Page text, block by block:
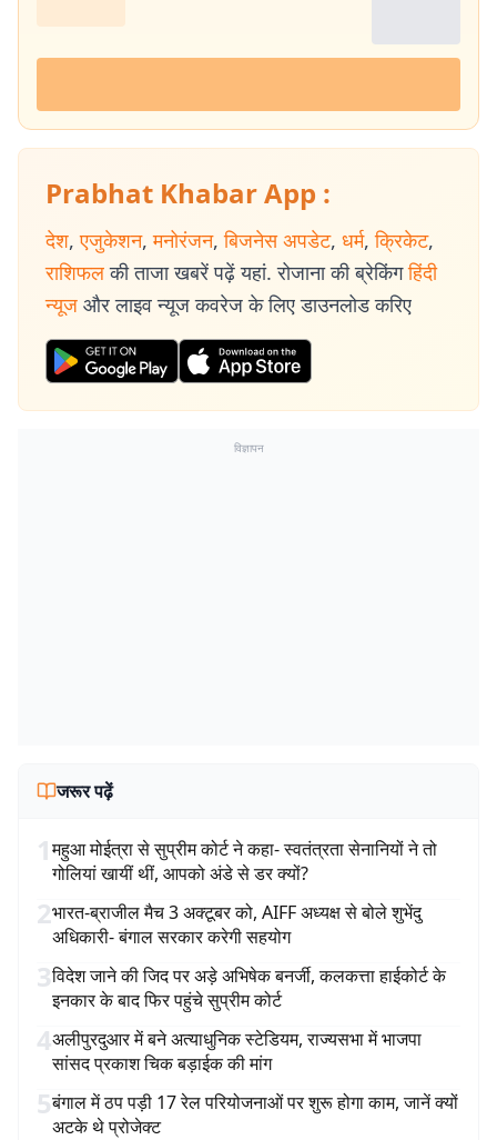
Prabhat Khabar App :
देश, एजुकेशन, मनोरंजन, बिजनेस अपडेट, धर्म, क्रिकेट,
राशिफल की ताजा खबरें पढ़ें यहां. रोजाना की ब्रेकिंग हिंदी
न्यूज और लाइव न्यूज कवरेज के लिए डाउनलोड करिए
विज्ञापन
जरूर पढ़ें
1महुआ मोईत्रा से सुप्रीम कोर्ट ने कहा- स्वतंत्रता सेनानियों ने तो
गोलियां खायीं थीं, आपको अंडे से डर क्यों?
2भारत-ब्राजील मैच 3 अक्टूबर को, AIFF अध्यक्ष से बोले शुभेंदु
अधिकारी- बंगाल सरकार करेगी सहयोग
3विदेश जाने की जिद पर अड़े अभिषेक बनर्जी, कलकत्ता हाईकोर्ट के
इनकार के बाद फिर पहुंचे सुप्रीम कोर्ट
4अलीपुरदुआर में बने अत्याधुनिक स्टेडियम, राज्यसभा में भाजपा
सांसद प्रकाश चिक बड़ाईक की मांग
5बंगाल में ठप पड़ी 17 रेल परियोजनाओं पर शुरू होगा काम, जानें क्यों
अटके थे प्रोजेक्ट